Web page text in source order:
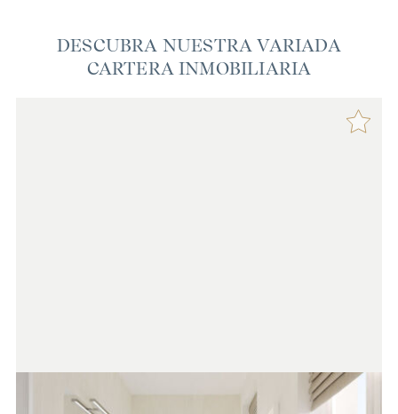
DESCUBRA NUESTRA VARIADA
CARTERA INMOBILIARIA